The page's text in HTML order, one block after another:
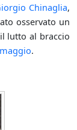
Chinaglia,
osservato un
lutto al braccio
.